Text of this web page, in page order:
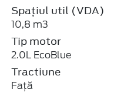
Spațiul util (VDA)
10,8 m3
Tip motor
2.0L EcoBlue
Tractiune
Față